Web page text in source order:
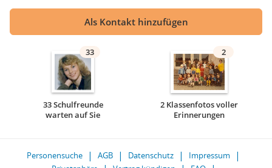
Als Kontakt hinzufügen
33
33 Schulfreunde
warten auf Sie
2
2 Klassenfotos voller
Erinnerungen
Personensuche AGB Datenschutz
Impressum